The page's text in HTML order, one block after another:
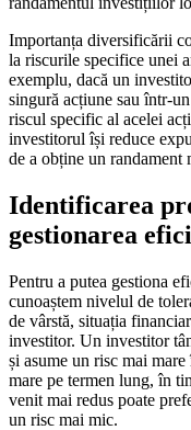
Importanța diversificării
la riscurile specifice unei
exemplu, dacă un
singură acțiune sau într-
riscul specific al acelei
investitorul își reduce
de a obține un randament
Identificarea
gestionarea
Pentru a putea gestiona
cunoaștem nivelul de
de vârstă, situația
investitor. Un investitor
și asume un risc mai
mare pe termen lung, în
venit mai redus poate
un risc mai mic.